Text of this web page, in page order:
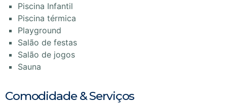
Piscina Infantil
Piscina térmica
Playground
Salão de festas
Salão de jogos
Sauna
Comodidade & Serviços